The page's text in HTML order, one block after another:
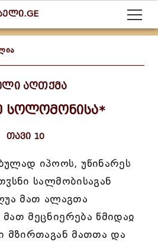
აღთქმა
სოლომონისა*
თავი 10
იპოოს, უწინარეს
სალმობისაგან
მათ ალაგთა
მეცნიერება წმიდაჲ
მზირთაგან მათთა და